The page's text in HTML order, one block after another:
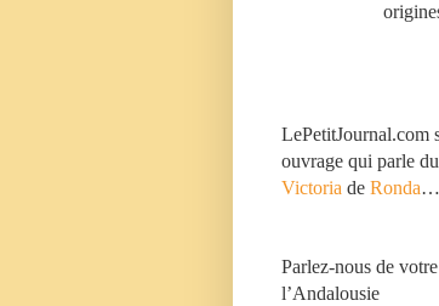
LePetitJournal.com
ouvrage qui parle
Victoria de Ronda…
Parlez-nous de
l’Andalousie